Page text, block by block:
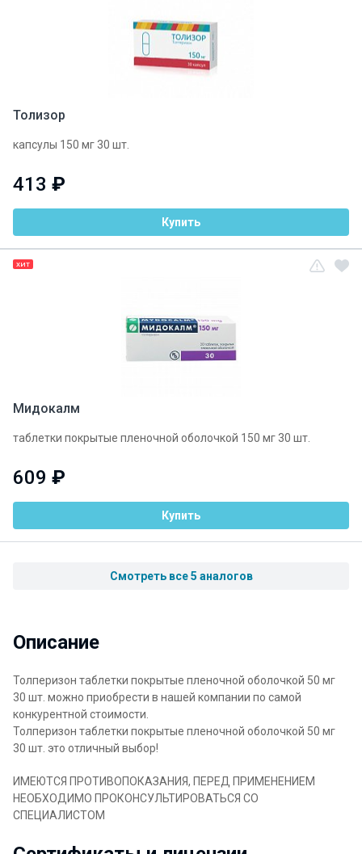
Толизор
капсулы 150 мг 30 шт.
413 ₽
Купить
ХИТ
Мидокалм
таблетки покрытые пленочной оболочкой 150 мг 30 шт.
609 ₽
Купить
Смотреть все 5 аналогов
Описание
Толперизон таблетки покрытые пленочной оболочкой 50 мг
30 шт. можно приобрести в нашей компании по самой
конкурентной стоимости.
Толперизон таблетки покрытые пленочной оболочкой 50 мг
30 шт. это отличный выбор!
ИМЕЮТСЯ ПРОТИВОПОКАЗАНИЯ, ПЕРЕД ПРИМЕНЕНИЕМ
НЕОБХОДИМО ПРОКОНСУЛЬТИРОВАТЬСЯ СО
СПЕЦИАЛИСТОМ